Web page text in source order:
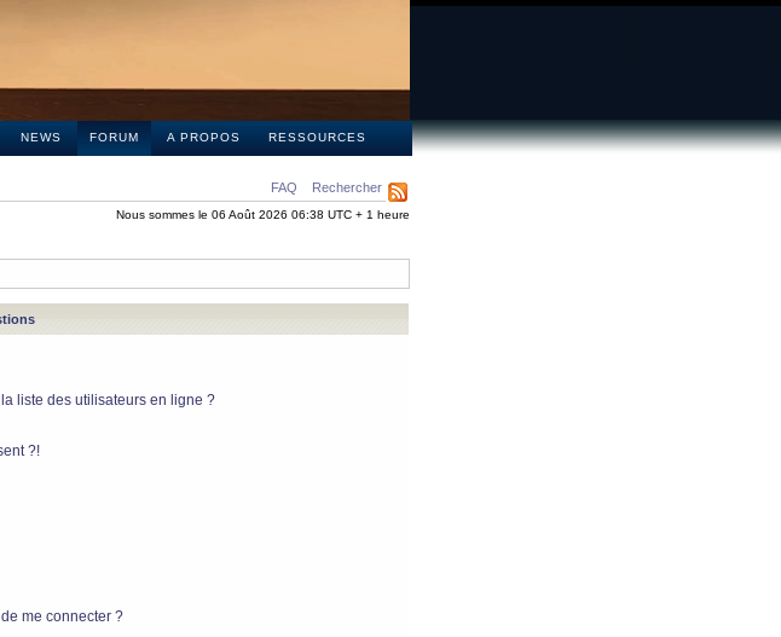
NEWS FORUM A PROPOS RESSOURCES
FAQ Rechercher
Nous sommes le 06 Août 2026 06:38 UTC + 1 heure
liste des utilisateurs en ligne ?
?!
me connecter ?